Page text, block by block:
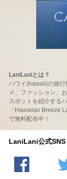
LaniLaniとは？
ハワイ(hawaii)の旅
メ、ファッション、
スポットを紹介する
「Hawaiian Breeze
で無料配布中！
LaniLani公式SNS